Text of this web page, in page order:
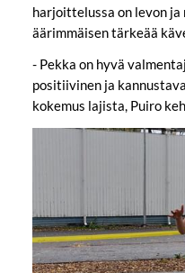
harjoittelussa on levon
äärimmäisen tärkeää
- Pekka on hyvä
positiivinen ja
kokemus lajista, Puiro